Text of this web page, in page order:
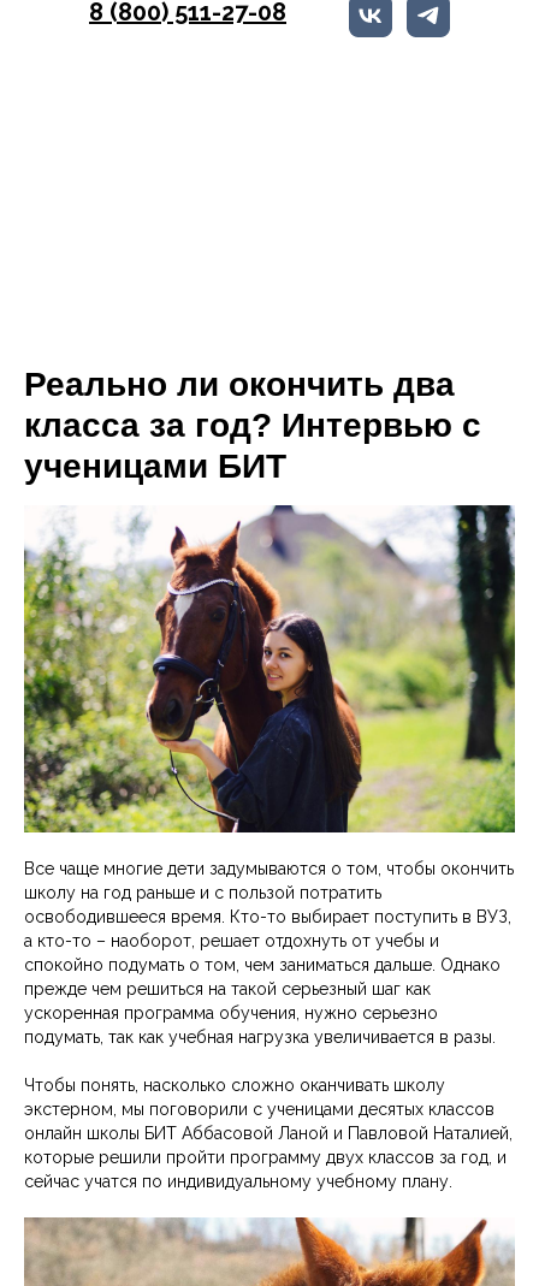
8 (800) 511-27-08
Реально ли окончить два
класса за год? Интервью с
ученицами БИТ
Все чаще многие дети задумываются о том, чтобы окончить
школу на год раньше и с пользой потратить
освободившееся время. Кто-то выбирает поступить в ВУЗ,
а кто-то – наоборот, решает отдохнуть от учебы и
спокойно подумать о том, чем заниматься дальше. Однако
прежде чем решиться на такой серьезный шаг как
ускоренная программа обучения, нужно серьезно
подумать, так как учебная нагрузка увеличивается в разы.
Чтобы понять, насколько сложно оканчивать школу
экстерном, мы поговорили с ученицами десятых классов
онлайн школы БИТ Аббасовой Ланой и Павловой Наталией,
которые решили пройти программу двух классов за год, и
сейчас учатся по индивидуальному учебному плану.